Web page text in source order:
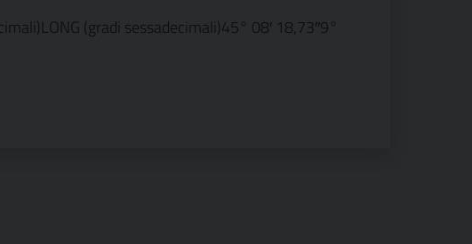
(gradi sessadecimali)45° 08′ 18,73″9°